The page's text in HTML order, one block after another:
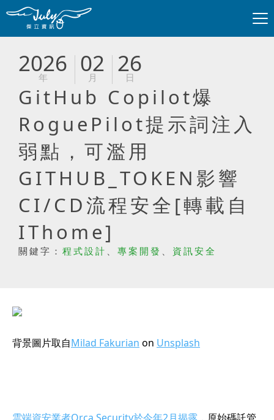
2026
年 02
月 26
日
GitHub Copilot爆
RoguePilot提示詞注入
弱點，可濫用
GITHUB_TOKEN影響
CI/CD流程安全[轉載自
IThome]
關鍵字： 程式設計 、 專案開發 、 資訊安全
背景圖片取自Milad Fakurian on Unsplash